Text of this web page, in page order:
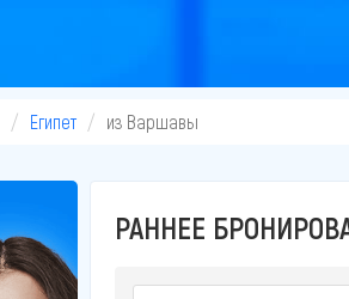
Египет из Варшавы
РАННЕЕ